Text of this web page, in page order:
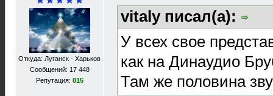
Откуда: Луганск - Харьков
Сообщений: 17 448
Репутация: 815
vitaly писал(а):
У всех свое
как на Динаудио
Там же половина